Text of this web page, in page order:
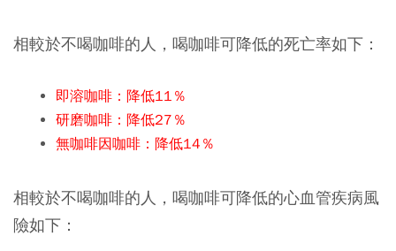
相較於不喝咖啡的人，喝咖啡可降低的死亡率如下：
即溶咖啡：降低11％
研磨咖啡：降低27％
無咖啡因咖啡：降低14％
相較於不喝咖啡的人，喝咖啡可降低的心血管疾病風
險如下：